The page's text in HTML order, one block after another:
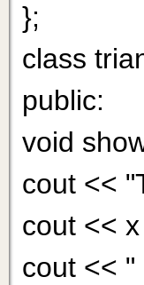
};
class
public:
void
cout <<
cout <<
cout << "